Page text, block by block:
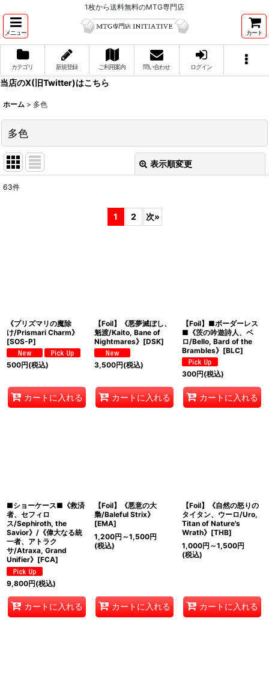
1枚から送料無料のMTG専門店
メニュー カート
カテゴリ 新規登録 ご利用案内 問い合わせ ログイン
当店のX(旧Twitter)はこちら
ホーム > 多色
多色
表示順変更
63件
1 2 次»
《プリズマリの魔除
け/Prismari Charm》
[SOS-P]
500円(税込)
カートに入れる
【Foil】《悪夢滅ぼし、
魁渡/Kaito, Bane of
Nightmares》[DSK]
3,500円(税込)
カートに入れる
【Foil】■ボーダーレス
■《茨の吟遊詩人、ベ
ロ/Bello, Bard of the
Brambles》[BLC]
300円(税込)
カートに入れる
■ショーケース■《救済
者、セフィロ
ス/Sephiroth, the
Savior》/《偉大なる統
一者、アトラク
サ/Atraxa, Grand
Unifier》[FCA]
9,800円(税込)
カートに入れる
【Foil】《悪意の大
梟/Baleful Strix》
[EMA]
1,200円 ～1,500円
(税込)
カートに入れる
【Foil】《自然の怒りの
タイタン、ウーロ/Uro,
Titan of Nature's
Wrath》[THB]
1,000円 ～1,500円
(税込)
カートに入れる